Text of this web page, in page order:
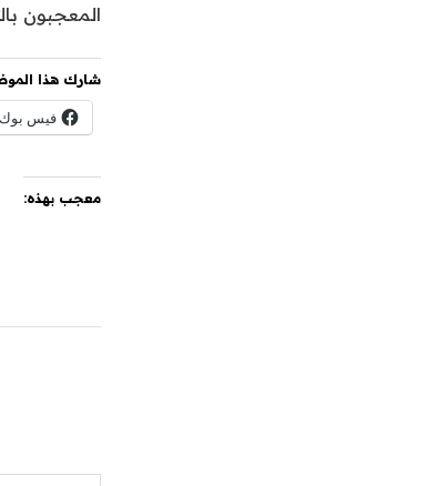
المعجبون
شارك هذا
فيس بوك
معجب بهذه:
كتابة بريدك الإلكتروني...